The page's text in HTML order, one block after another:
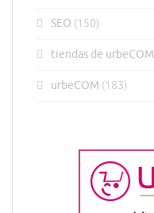
SEO (150)
tiendas de urbeCOM
urbeCOM (183)